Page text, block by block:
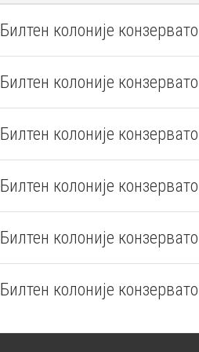
Билтен колоније
Билтен колоније
Билтен колоније
Билтен колоније
Билтен колоније
Билтен колоније